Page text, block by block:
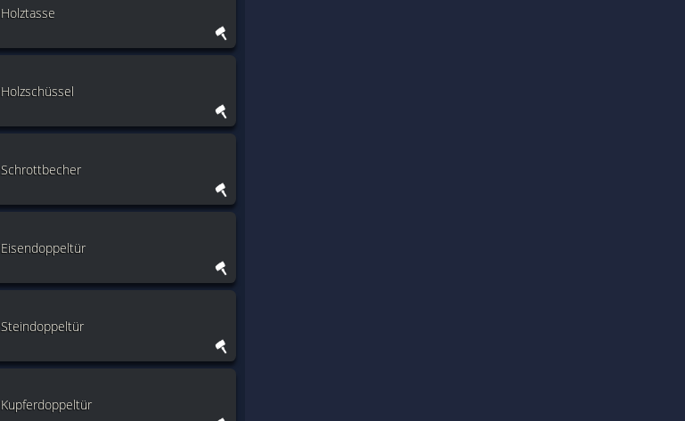
Holztasse
Holzschüssel
Schrottbecher
Eisendoppeltür
Steindoppeltür
Kupferdoppeltür